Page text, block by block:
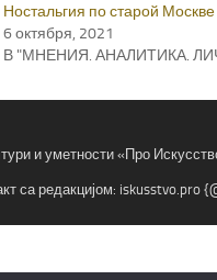
Ностальгия по старой Москве
6 октября, 2021
В "МНЕНИЯ. АНАЛИТИКА.
и уметности «Про
са редакцијом: iskusstvo.pro